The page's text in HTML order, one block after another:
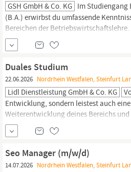
GSH GmbH & Co. KG Im Studiengang
(B.A.) erwirbst du umfassende
Bereichen der Betriebswirtschaftslehre.
Finanzwesen, Personalmanagement
Duales Studium
22.06.2026 Nordrhein Westfalen, Steinfurt
Lidl Dienstleistung GmbH & Co. KG
Entwicklung, sondern leistest auch
Weiterentwicklung deines Bereichs und
Unternehmens. Konkret heißt das:
betriebswirtschaftlichen und
und Vertragsrecht) sowie Fachwissen
Bewertung und Investment von
Seo Manager (m/w/d)
14.07.2026 Nordrhein Westfalen, Steinfurt